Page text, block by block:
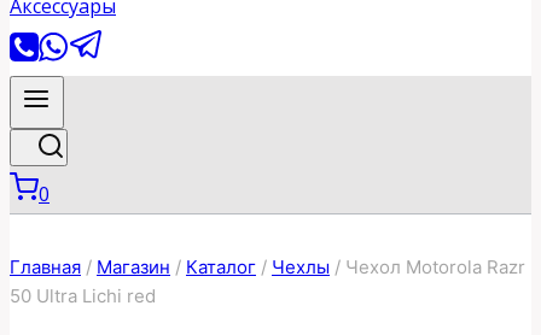
0
Главная / Магазин / Каталог / Чехлы / Чехол Motorola Razr
50 Ultra Lichi red